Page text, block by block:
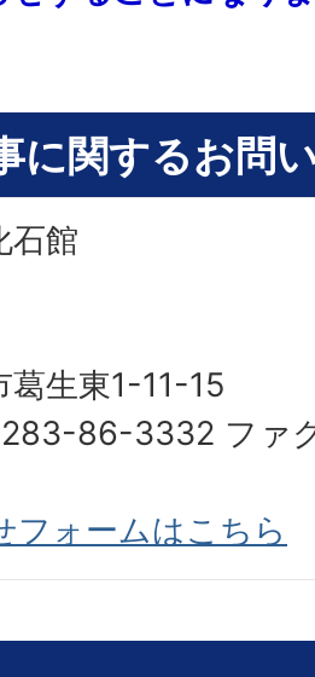
に関するお問
石館
葛生東1-11-15
86-3332 ファ
フォームはこちら